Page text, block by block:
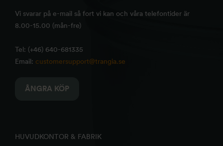
Vi svarar på e-mail så fort vi kan och våra telefontider är
8.00-15.00 (mån-fre)
Tel: (+46) 640-681335
Email: customersupport@trangia.se
ÅNGRA KÖP
HUVUDKONTOR & FABRIK